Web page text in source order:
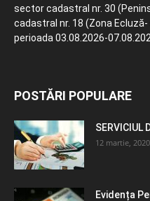
sector cadastral nr. 30
cadastral nr. 18 (Zona
perioada 03.08.2026-
POSTĂRI POPULARE
SERVICIUL
12 martie, 2020
Evidența